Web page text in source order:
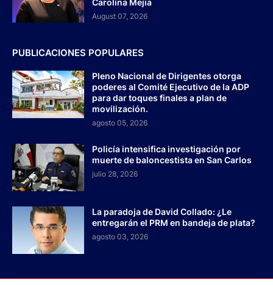
August 07, 2026
PUBLICACIONES POPULARES
Pleno Nacional de Dirigentes otorga
poderes al Comité Ejecutivo de la ADP
para dar toques finales a plan de
movilización.
agosto 05, 2026
Policía intensifica investigación por
muerte de baloncestista en San Carlos
julio 28, 2026
La paradoja de David Collado: ¿Le
entregarán el PRM en bandeja de plata?
agosto 03, 2026